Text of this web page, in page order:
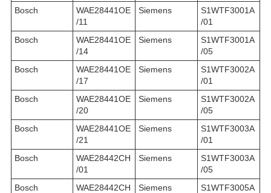
Bosch
WAE28441OE
/11
Siemens
S1WTF3001A
/01
Bosch
WAE28441OE
/14
Siemens
S1WTF3001A
/05
Bosch
WAE28441OE
/17
Siemens
S1WTF3002A
/01
Bosch
WAE28441OE
/20
Siemens
S1WTF3002A
/05
Bosch
WAE28441OE
/21
Siemens
S1WTF3003A
/01
Bosch
WAE28442CH
/01
Siemens
S1WTF3003A
/05
Bosch
WAE28442CH
Siemens
S1WTF3005A